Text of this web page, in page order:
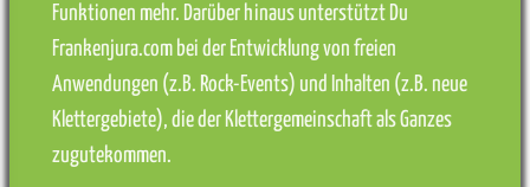
Funktionen mehr. Darüber hinaus unterstützt Du
Frankenjura.com bei der Entwicklung von freien
Anwendungen (z.B. Rock-Events) und Inhalten (z.B. neue
Klettergebiete), die der Klettergemeinschaft als Ganzes
zugutekommen.